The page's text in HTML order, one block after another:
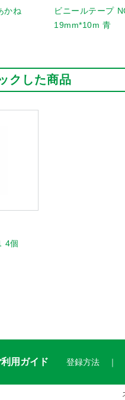
かね
ビニールテープ
19mm*10m 青
クした商品
4個
用ガイド 登録方法